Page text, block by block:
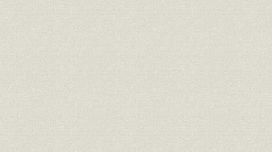
3 世紀の偉業-黒部川第四ダム
4 わが国初のロックフィルダム-御母衣ダム
5 大井川開発とホロー・グラビティダムの施工
6 新技術による多様なダム・発電所工事
7 各電力会社を中心とする各地の発電所工事
第3節 エネルギー転換と産業基盤の整備